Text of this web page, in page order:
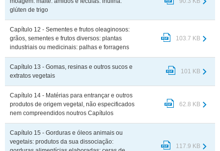
glúten de trigo
Capítulo 12 - Sementes e frutos oleaginosos:
grãos, sementes e frutos diversos: plantas
industriais ou medicinais: palhas e forragens
103.7 KB
Capítulo 13 - Gomas, resinas e outros sucos e
extratos vegetais
101 KB
Capítulo 14 - Matérias para entrançar e outros
produtos de origem vegetal, não especificados
nem compreendidos noutros Capítulos
62.8 KB
Capítulo 15 - Gorduras e óleos animais ou
vegetais: produtos da sua dissociação:
117.9 KB